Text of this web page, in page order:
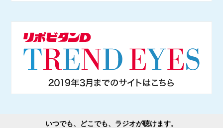
いつでも、どこでも、ラジオが聴けます。